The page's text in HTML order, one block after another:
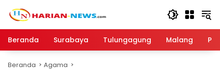
Beranda
Surabaya Tulungagung Malang
Beranda Agama